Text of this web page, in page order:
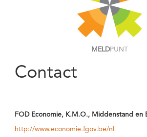
MELDPUNT
Contact
FOD Economie, K.M.O., Middenstand en
http://www.economie.fgov.be/nl